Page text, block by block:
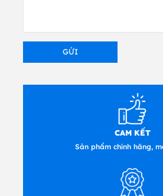
nhẹ tối ưu trong môi
Với độ phân giải cao
dpi, khả năng sử dụng trực
thúc đẩy năng suất in nhãn
CAM KẾT
Sản phẩm chính hãng,